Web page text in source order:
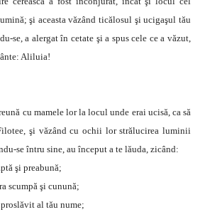
şi aceasta văzând ticălosul şi ucigaşul tău
se, a alergat în cetate şi a spus cele ce a văzut,
Aliluia!
cu mamele lor la locul unde erai ucisă, ca să
şi văzând cu ochii lor strălucirea luminii
se întru sine, au început a te lăuda, zicând:
şi preabună;
scumpă şi cunună;
al tău nume;